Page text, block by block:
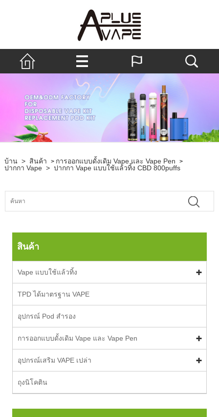
บ้าน > สินค้า > การออกแบบดั้งเดิม Vape และ Vape Pen >
ปากกา Vape > ปากกา Vape แบบใช้แล้วทิ้ง CBD 800puffs
สินค้า
Vape แบบใช้แล้วทิ้ง
TPD ได้มาตรฐาน VAPE
อุปกรณ์ Pod สำรอง
การออกแบบดั้งเดิม Vape และ Vape Pen
อุปกรณ์เสริม VAPE เปล่า
ถุงนิโคติน